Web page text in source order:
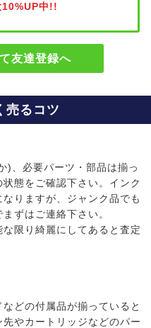
10%UP中!!
友達登録へ
売るコツ
)、必要パーツ・部品は揃っ
態をご確認下さい。インク
りますが、ジャンク品でも
ずはご連絡下さい。
限り綺麗にしてあると査定
どの付属品が揃っていると
やカートリッジなどのパー